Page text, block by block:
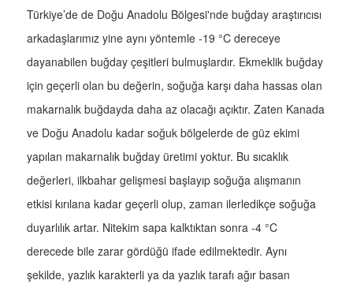
Türkiye’de de Doğu Anadolu Bölgesi'nde buğday araştırıcısı
arkadaşlarımız yine aynı yöntemle -19 °C dereceye
dayanabilen buğday çeşitleri bulmuşlardır. Ekmeklik buğday
için geçerli olan bu değerin, soğuğa karşı daha hassas olan
makarnalık buğdayda daha az olacağı açıktır. Zaten Kanada
ve Doğu Anadolu kadar soğuk bölgelerde de güz ekimi
yapılan makarnalık buğday üretimi yoktur. Bu sıcaklık
değerleri, ilkbahar gelişmesi başlayıp soğuğa alışmanın
etkisi kırılana kadar geçerli olup, zaman ilerledikçe soğuğa
duyarlılık artar. Nitekim sapa kalktıktan sonra -4 °C
derecede bile zarar gördüğü ifade edilmektedir. Aynı
şekilde, yazlık karakterli ya da yazlık tarafı ağır basan